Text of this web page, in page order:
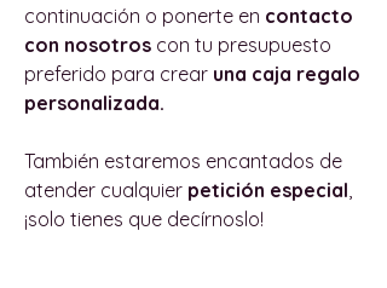
continuación o ponerte en contacto
con nosotros con tu presupuesto
preferido para crear una caja regalo
personalizada.
También estaremos encantados de
atender cualquier petición especial
¡solo tienes que decírnoslo!